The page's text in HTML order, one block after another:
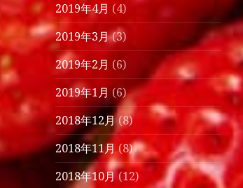
2019年4月 (4)
2019年3月(3)
2019年2月 (6)
2019年1月(6)
2018年12月 (8)
2018年11月(8)
2018年10月(12)